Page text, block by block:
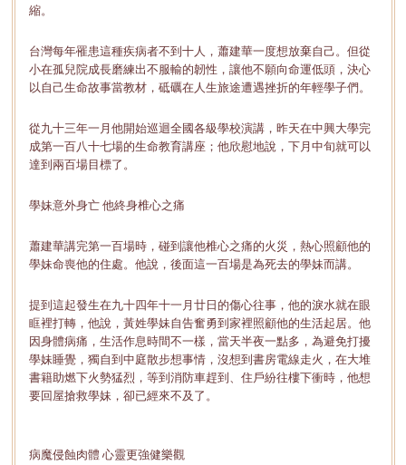
縮。
台灣每年罹患這種疾病者不到十人，蕭建華一度想放棄自己。但從
小在孤兒院成長磨練出不服輸的韌性，讓他不願向命運低頭，決心
以自己生命故事當教材，砥礪在人生旅途遭遇挫折的年輕學子們。
從九十三年一月他開始巡迴全國各級學校演講，昨天在中興大學完
成第一百八十七場的生命教育講座；他欣慰地說，下月中旬就可以
達到兩百場目標了。
學妹意外身亡 他終身椎心之痛
蕭建華講完第一百場時，碰到讓他椎心之痛的火災，熱心照顧他的
學妹命喪他的住處。他說，後面這一百場是為死去的學妹而講。
提到這起發生在九十四年十一月廿日的傷心往事，他的淚水就在眼
眶裡打轉，他說，黃姓學妹自告奮勇到家裡照顧他的生活起居。他
因身體病痛，生活作息時間不一樣，當天半夜一點多，為避免打擾
學妹睡覺，獨自到中庭散步想事情，沒想到書房電線走火，在大堆
書籍助燃下火勢猛烈，等到消防車趕到、住戶紛往樓下衝時，他想
要回屋搶救學妹，卻已經來不及了。
病魔侵蝕肉體 心靈更強健樂觀